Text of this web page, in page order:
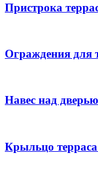
Пристрока
Ограждения для
Навес над
Крыльцо